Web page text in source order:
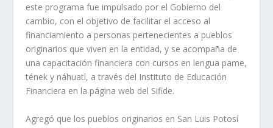
este programa fue impulsado por el Gobierno del
cambio, con el objetivo de facilitar el acceso al
financiamiento a personas pertenecientes a pueblos
originarios que viven en la entidad, y se acompaña de
una capacitación financiera con cursos en lengua pame,
tének y náhuatl, a través del Instituto de Educación
Financiera en la página web del Sifide.
Agregó que los pueblos originarios en San Luis Potosí